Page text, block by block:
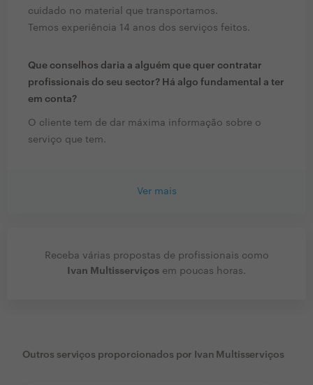
cuidado no material que transportamos.
Temos experiência 14 anos dos serviços feitos.
Que conselhos daria a alguém que quer contratar
profissionais do seu sector? Há algo fundamental a ter
em conta?
O cliente tem de dar máxima informação sobre o
serviço que tem.
Ver mais
Receba várias propostas de profissionais como
Ivan Multisserviços em poucas horas.
Outros serviços proporcionados por Ivan Multisserviços